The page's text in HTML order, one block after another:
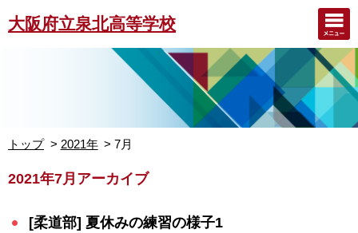
大阪府立泉北高等学校
トップ 2021年 7月
2021年7月アーカイブ
[柔道部] 夏休みの練習の様子1